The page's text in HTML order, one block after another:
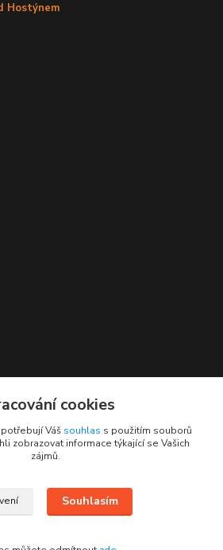
Hostýnem
613 837cookies
Váš souhlas s použitím souborů
zobrazovat informace týkající se Vašich
zájmů.
Souhlasím